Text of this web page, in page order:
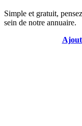
Simple et gratuit,
sein de notre annuaire.